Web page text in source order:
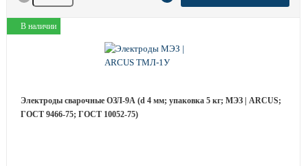
В наличии
Электроды сварочные ОЗЛ-9А (d 4 мм; упаковка 5 кг; МЭЗ | ARCUS;
ГОСТ 9466-75; ГОСТ 10052-75)